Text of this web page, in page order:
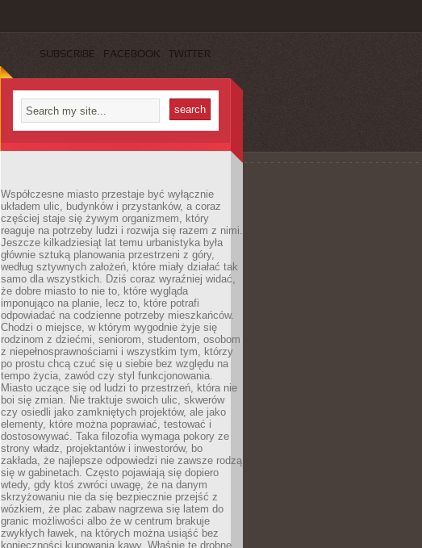
SUBSCRIBE FACEBOOK TWITTER
Współczesne miasto przestaje być wyłącznie
układem ulic, budynków i przystanków, a coraz
częściej staje się żywym organizmem, który
reaguje na potrzeby ludzi i rozwija się razem z nimi.
Jeszcze kilkadziesiąt lat temu urbanistyka była
głównie sztuką planowania przestrzeni z góry,
według sztywnych założeń, które miały działać tak
samo dla wszystkich. Dziś coraz wyraźniej widać,
że dobre miasto to nie to, które wygląda
imponująco na planie, lecz to, które potrafi
odpowiadać na codzienne potrzeby mieszkańców.
Chodzi o miejsce, w którym wygodnie żyje się
rodzinom z dziećmi, seniorom, studentom, osobom
z niepełnosprawnościami i wszystkim tym, którzy
po prostu chcą czuć się u siebie bez względu na
tempo życia, zawód czy styl funkcjonowania.
Miasto uczące się od ludzi to przestrzeń, która nie
boi się zmian. Nie traktuje swoich ulic, skwerów
czy osiedli jako zamkniętych projektów, ale jako
elementy, które można poprawiać, testować i
dostosowywać. Taka filozofia wymaga pokory ze
strony władz, projektantów i inwestorów, bo
zakłada, że najlepsze odpowiedzi nie zawsze rodzą
się w gabinetach. Często pojawiają się dopiero
wtedy, gdy ktoś zwróci uwagę, że na danym
skrzyżowaniu nie da się bezpiecznie przejść z
wózkiem, że plac zabaw nagrzewa się latem do
granic możliwości albo że w centrum brakuje
zwykłych ławek, na których można usiąść bez
konieczności kupowania kawy. Właśnie te drobne